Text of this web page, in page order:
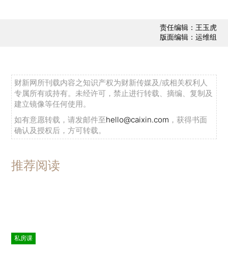
责任编辑：王玉虎
版面编辑：运维组
财新网所刊载内容之知识产权为财新传媒及/或相关权利人
专属所有或持有。未经许可，禁止进行转载、摘编、复制及
建立镜像等任何使用。
如有意愿转载，请发邮件至hello@caixin.com ，获得书面
确认及授权后，方可转载。
推荐阅读
私房课